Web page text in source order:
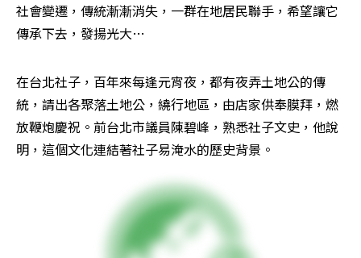
社會變遷，傳統漸漸消失，一群在地居民聯手，希望讓它
傳承下去，發揚光大…
在台北社子，百年來每逢元宵夜，都有夜弄土地公的傳
統，請出各聚落土地公，繞行地區，由店家供奉膜拜，燃
放鞭炮慶祝。前台北市議員陳碧峰，熟悉社子文史，他說
明，這個文化連結著社子易淹水的歷史背景。